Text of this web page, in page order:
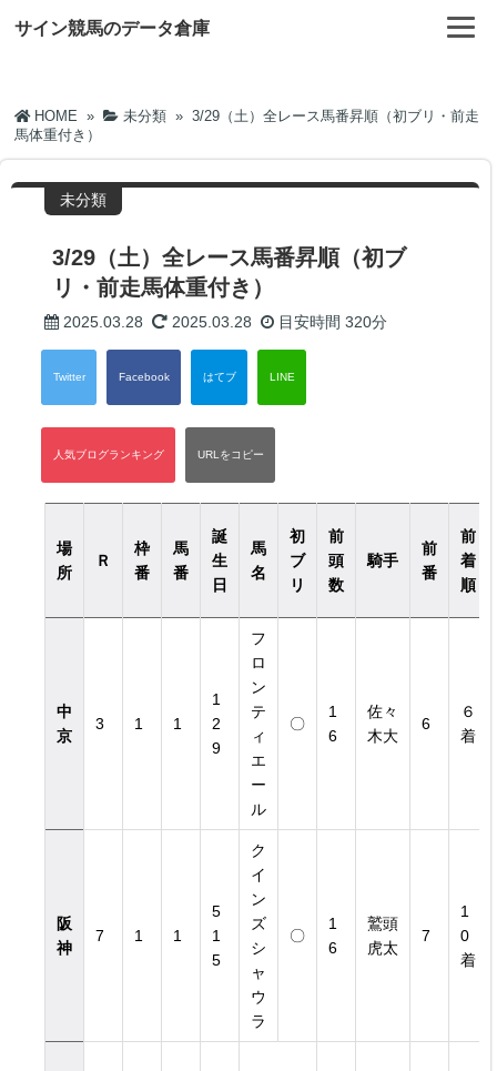
サイン競馬のデータ倉庫
HOME » 未分類 » 3/29（土）全レース馬番昇順（初ブリ・前走
馬体重付き）
未分類
3/29（土）全レース馬番昇順（初ブ
リ・前走馬体重付き）
2025.03.28 2025.03.28 目安時間 320分
場
所
Ｒ
枠
番
馬
番
誕
生
日
馬
名
初
ブ
リ
前
頭
数
騎手
前
番
前
着
順
中
京
3 1 1
1
2
9
フ
ロ
ン
テ
ィ
エ
ー
ル
〇
1
6
佐々
木大
6
６
着
阪
神
7 1 1
5
1
5
ク
イ
ン
ズ
シ
ャ
ウ
ラ
〇
1
6
鷲頭
虎太
7
1
0
着